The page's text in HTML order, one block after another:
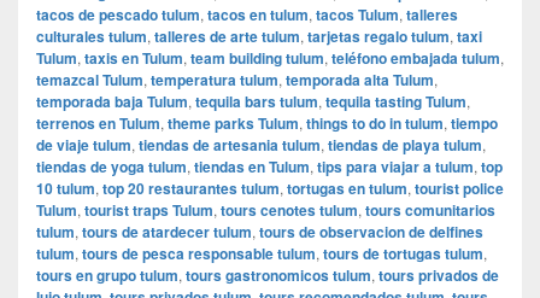
tacos de pescado tulum, tacos en tulum, tacos Tulum, talleres
culturales tulum, talleres de arte tulum, tarjetas regalo tulum, taxi
Tulum, taxis en Tulum, team building tulum, teléfono embajada tulum,
temazcal Tulum, temperatura tulum, temporada alta Tulum,
temporada baja Tulum, tequila bars tulum, tequila tasting Tulum,
terrenos en Tulum, theme parks Tulum, things to do in tulum, tiempo
de viaje tulum, tiendas de artesania tulum, tiendas de playa tulum,
tiendas de yoga tulum, tiendas en Tulum, tips para viajar a tulum, top
10 tulum, top 20 restaurantes tulum, tortugas en tulum, tourist police
Tulum, tourist traps Tulum, tours cenotes tulum, tours comunitarios
tulum, tours de atardecer tulum, tours de observacion de delfines
tulum, tours de pesca responsable tulum, tours de tortugas tulum,
tours en grupo tulum, tours gastronomicos tulum, tours privados de